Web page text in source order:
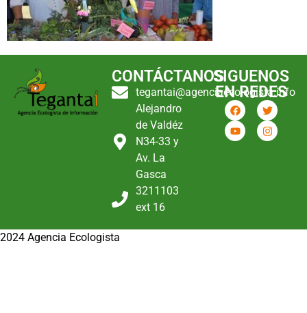
CONTÁCTANOS
tegantai@agenciaecologista.info
Alejandro
de Valdéz
N34-33 y
Av. La
Gasca
3211103
ext 16
SIGUENOS
EN REDES
2024 Agencia Ecologista